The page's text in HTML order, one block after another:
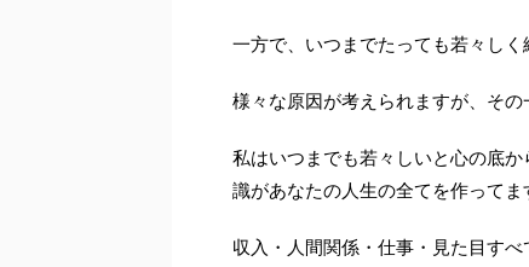
一方で、いつまでたっても若々し
様々な原因が考えられますが、その
私はいつまでも若々しいと心の底
識があなたの人生の全てを作ってま
収入・人間関係・仕事・見た目す